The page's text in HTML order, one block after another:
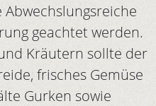
geachtet werden.
Kräutern sollte der
frisches Gemüse
Gurken sowie